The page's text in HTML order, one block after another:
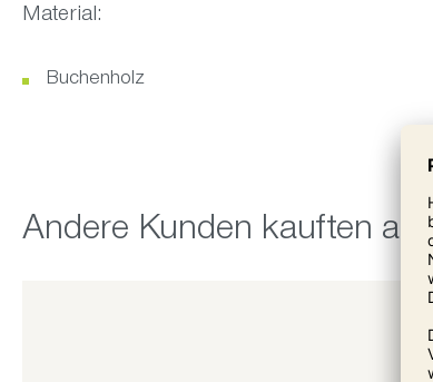
Material:
Buchenholz
Produktgalerie überspringen
Andere Kunden kauften